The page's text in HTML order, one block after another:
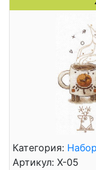
Категория:
Артикул: Х-05